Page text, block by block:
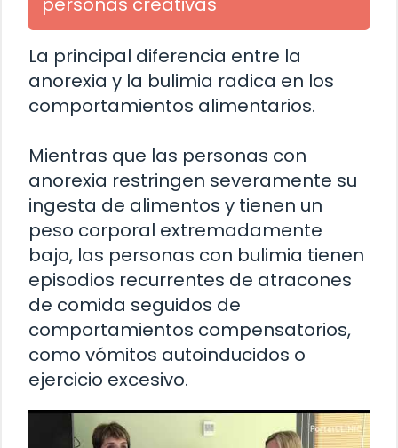
La principal diferencia entre la
anorexia y la bulimia radica en los
comportamientos alimentarios.
Mientras que las personas con
anorexia restringen severamente su
ingesta de alimentos y tienen un
peso corporal extremadamente
bajo, las personas con bulimia tienen
episodios recurrentes de atracones
de comida seguidos de
comportamientos compensatorios,
como vómitos autoinducidos o
ejercicio excesivo.